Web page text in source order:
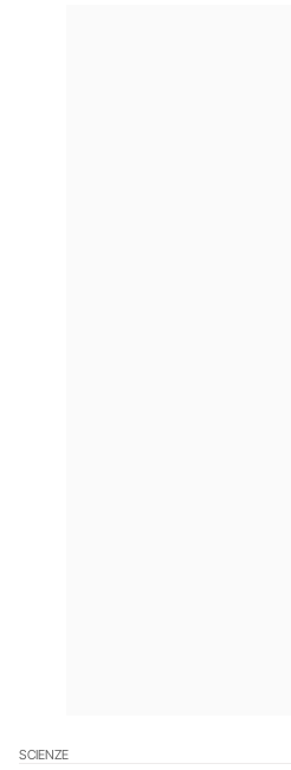
SCIENZE